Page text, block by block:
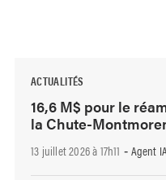
ACTUALITÉS
16,6 M$ pour le
la Chute-
13 juillet 2026 à 17h11 - Agent